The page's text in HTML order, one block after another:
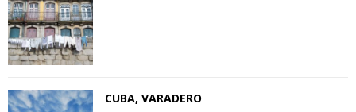
CUBA, VARADERO